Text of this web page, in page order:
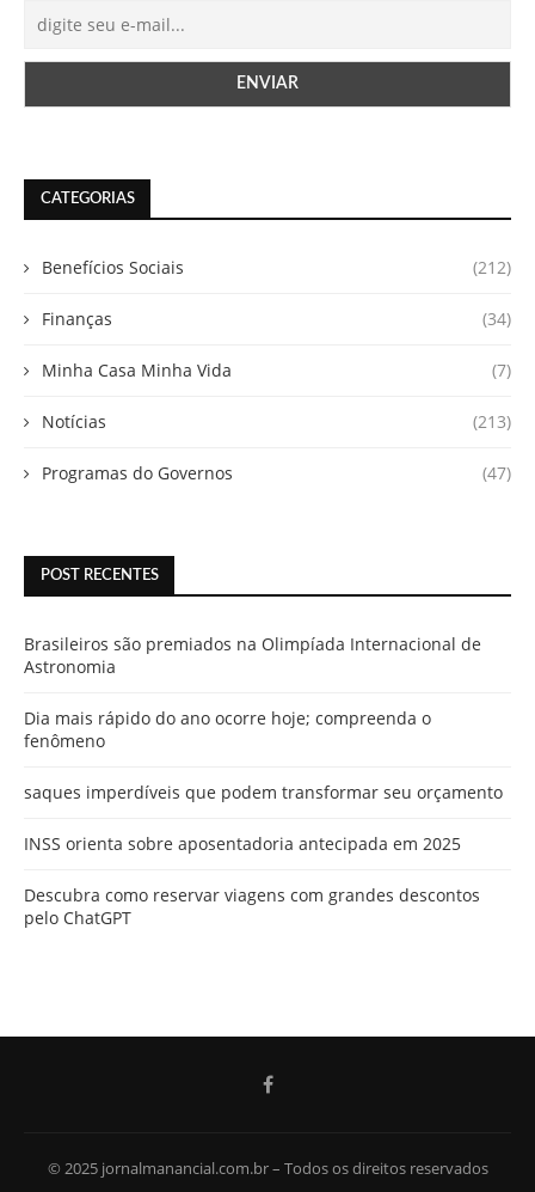
CATEGORIAS
Benefícios Sociais (212)
Finanças (34)
Minha Casa Minha Vida (7)
Notícias (213)
Programas do Governos (47)
POST RECENTES
Brasileiros são premiados na Olimpíada Internacional de
Astronomia
Dia mais rápido do ano ocorre hoje; compreenda o
fenômeno
saques imperdíveis que podem transformar seu orçamento
INSS orienta sobre aposentadoria antecipada em 2025
Descubra como reservar viagens com grandes descontos
pelo ChatGPT
© 2025 jornalmanancial.com.br – Todos os direitos reservados